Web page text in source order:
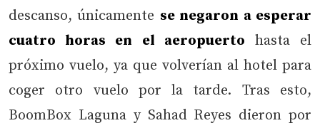
descanso, únicamente se negaron a esperar
cuatro horas en el aeropuerto hasta el
próximo vuelo, ya que volverían al hotel para
coger otro vuelo por la tarde. Tras esto,
BoomBox Laguna y Sahad Reyes dieron por